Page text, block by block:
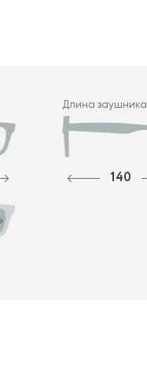
Длина заушника
140